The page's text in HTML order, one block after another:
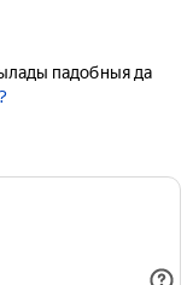
падобныя да